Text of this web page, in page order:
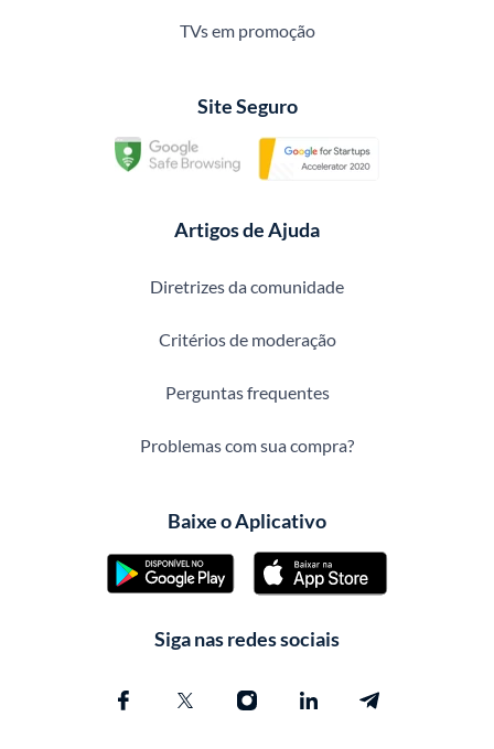
TVs em promoção
Site Seguro
Artigos de Ajuda
Diretrizes da comunidade
Critérios de moderação
Perguntas frequentes
Problemas com sua compra?
Baixe o Aplicativo
Siga nas redes sociais